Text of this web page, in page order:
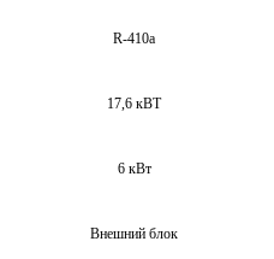
R-410a
17,6 кВТ
6 кВт
Внешний блок